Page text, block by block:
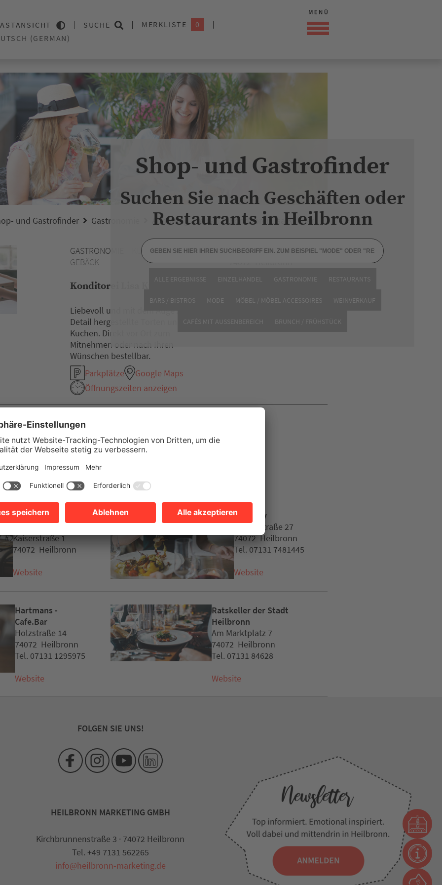
SUCHE MERKLISTE 0
Shop- und Gastrofinder
Suchen Sie nach Geschäften oder
Restaurants in Heilbronn
ALLE ERGEBNISSE EINZELHANDEL GASTRONOMIE RESTAURANTS
BARS / BISTROS MODE MÖBEL / MÖBEL-ACCESSOIRES WEINVERKAUF
CAFÉS MIT AUSSENBEREICH BRUNCH / FRÜHSTÜCK
und Gastrofinder Gastronomie Abholung / To Go Konditorei Lisa Kühner
GASTRONOMIE
KUCHEN / TORTEN /
GEBÄCK
Konditorei Lisa Kühner
Liebevoll und mit dem Auge zum
Detail hergestellte Torten und
Kuchen. Direkt vor Ort zum
Mitnehmen oder nach Ihren
Wünschen bestellbar.
Parkplätze
Google Maps
Öffnungszeiten anzeigen
Bismarckstraße 6
74072 Heilbronn
Website
Empfehlungen
60 Seconds to
Napoli
Kaiserstraße 1
74072 Heilbronn
Website
Asia Noy
Gartenstraße 27
74072 Heilbronn
Tel. 07131 7481445
Website
Hartmans -
Cafe.Bar
Holzstraße 14
74072 Heilbronn
Tel. 07131 1295975
Website
Ratskeller der Stadt
Heilbronn
Am Marktplatz 7
74072 Heilbronn
Tel. 07131 84628
Website
FOLGEN SIE UNS!
HEILBRONN MARKETING GMBH
Kirchbrunnenstraße 3 · 74072 Heilbronn
Tel. +49 7131 562265
info@heilbronn-marketing.de